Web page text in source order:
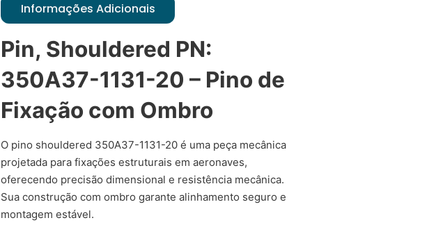
Informações Adicionais
Pin, Shouldered PN:
350A37-1131-20 – Pino de
Fixação com Ombro
O pino shouldered 350A37-1131-20 é uma peça mecânica
projetada para fixações estruturais em aeronaves,
oferecendo precisão dimensional e resistência mecânica.
Sua construção com ombro garante alinhamento seguro e
montagem estável.